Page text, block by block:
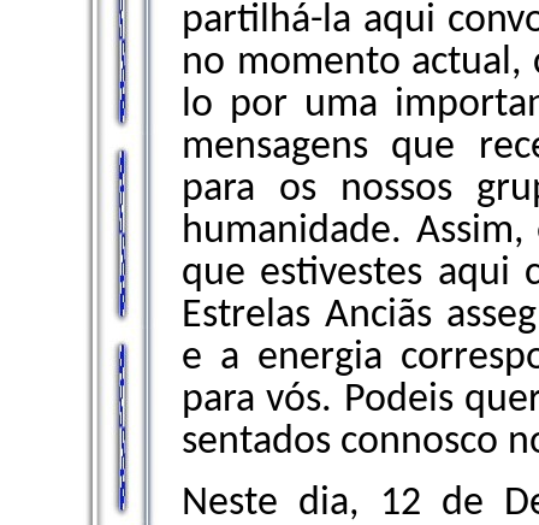
partilhá-la aqui
no momento actual,
lo por uma
mensagens que
para os nossos
humanidade.
que estivestes aqui
Estrelas Anciãs
e a energia
para vós. Podeis
sentados connosco
Neste dia, 12 de